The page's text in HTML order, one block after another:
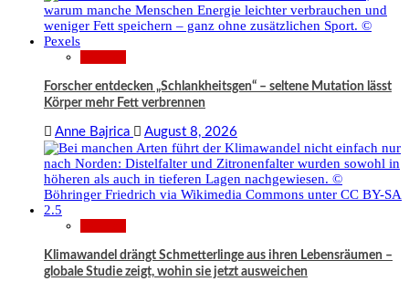
Forscher entdecken „Schlankheitsgen“ – seltene Mutation lässt
Körper mehr Fett verbrennen
Anne Bajrica August 8, 2026
Klimawandel drängt Schmetterlinge aus ihren Lebensräumen –
globale Studie zeigt, wohin sie jetzt ausweichen